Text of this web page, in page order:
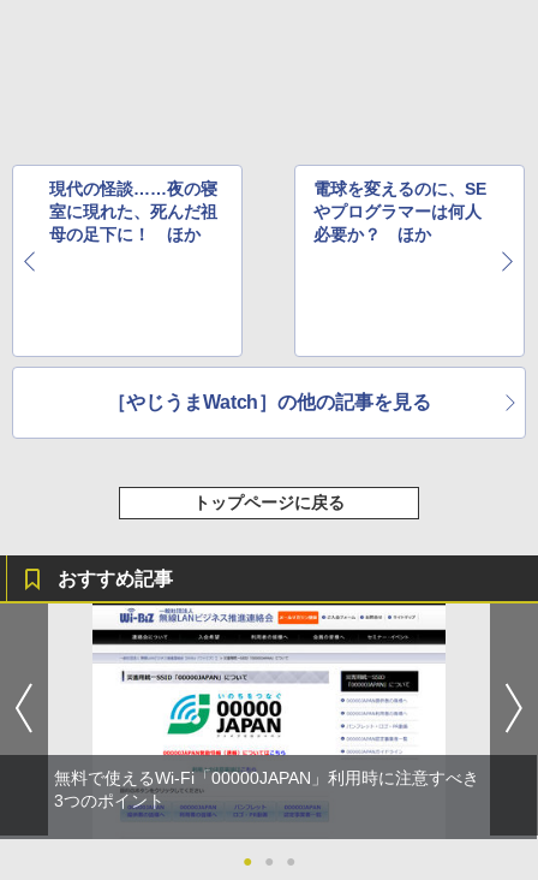
現代の怪談……夜の寝
室に現れた、死んだ祖
母の足下に！ ほか
電球を変えるのに、SE
やプログラマーは何人
必要か？ ほか
［やじうまWatch］の他の記事を見る
トップページに戻る
おすすめ記事
無料で使えるWi-Fi「00000JAPAN」利用時に注意すべき
3つのポイント
● ● ●